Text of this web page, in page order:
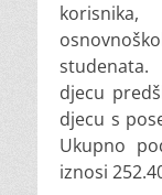
djecu
djecu s
Ukupno
iznosi